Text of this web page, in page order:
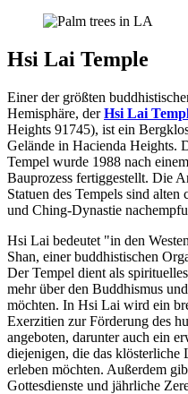
Hsi Lai Temple
Einer der größten
Hemisphäre, derHsi Lai
Heights 91745), ist ein
Gelände in Hacienda Heights.
Tempel wurde 1988 nach
Bauprozess fertiggestellt. Die
Statuen des Tempels sind
und Ching-Dynastie
Hsi Lai bedeutet "in den
Shan, einer buddhistischen
Der Tempel dient als
mehr über den Buddhismus
möchten. In Hsi Lai wird ein
Exerzitien zur Förderung des
angeboten, darunter auch ein
diejenigen, die das klösterliche
erleben möchten. Außerdem
Gottesdienste und jährliche